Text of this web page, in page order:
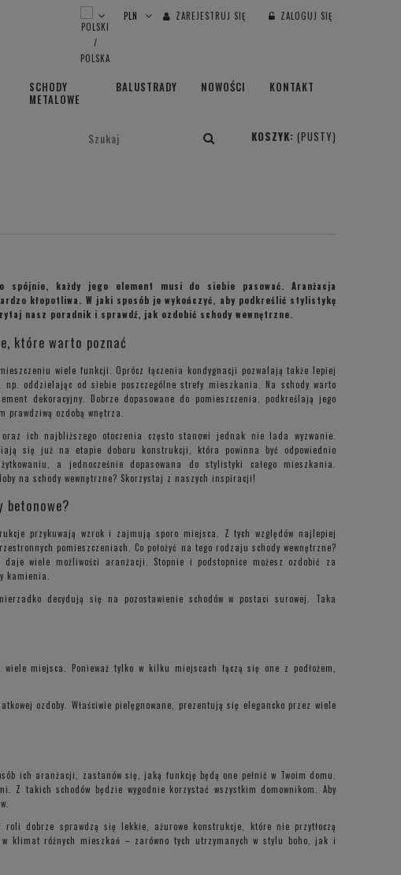
ZAREJESTRUJ SIĘ ZALOGUJ SIĘ
SCHODY
METALOWE
BALUSTRADY NOWOŚCI KONTAKT
KOSZYK: (PUSTY)
spójnie, każdy jego element musi do siebie pasować. Aranżacja
kłopotliwa. W jaki sposób je wykończyć, aby podkreślić stylistykę
nasz poradnik i sprawdź, jak ozdobić schody wewnętrzne.
które warto poznać
wiele funkcji. Oprócz łączenia kondygnacji pozwalają także lepiej
np. oddzielając od siebie poszczególne strefy mieszkania. Na schody warto
dekoracyjny. Dobrze dopasowane do pomieszczenia, podkreślają jego
ozdobą wnętrza.
oraz ich najbliższego otoczenia często stanowi jednak nie lada wyzwanie.
się już na etapie doboru konstrukcji, która powinna być odpowiednio
a jednocześnie dopasowana do stylistyki całego mieszkania.
na schody wewnętrzne? Skorzystaj z naszych inspiracji!
betonowe?
przykuwają wzrok i zajmują sporo miejsca. Z tych względów najlepiej
pomieszczeniach. Co położyć na tego rodzaju schody wewnętrzne?
wiele możliwości aranżacji. Stopnie i podstopnice możesz ozdobić za
kamienia.
decydują się na pozostawienie schodów w postaci surowej. Taka
miejsca. Ponieważ tylko w kilku miejscach łączą się one z podłożem,
ozdoby. Właściwie pielęgnowane, prezentują się elegancko przez wiele
ich aranżacji, zastanów się, jaką funkcję będą one pełnić w Twoim domu.
takich schodów będzie wygodnie korzystać wszystkim domownikom. Aby
dobrze sprawdzą się lekkie, ażurowe konstrukcje, które nie przytłoczą
klimat różnych mieszkań – zarówno tych utrzymanych w stylu boho, jak i